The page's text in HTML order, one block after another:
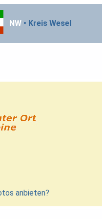
NW • Kreis Wesel
anbieten?